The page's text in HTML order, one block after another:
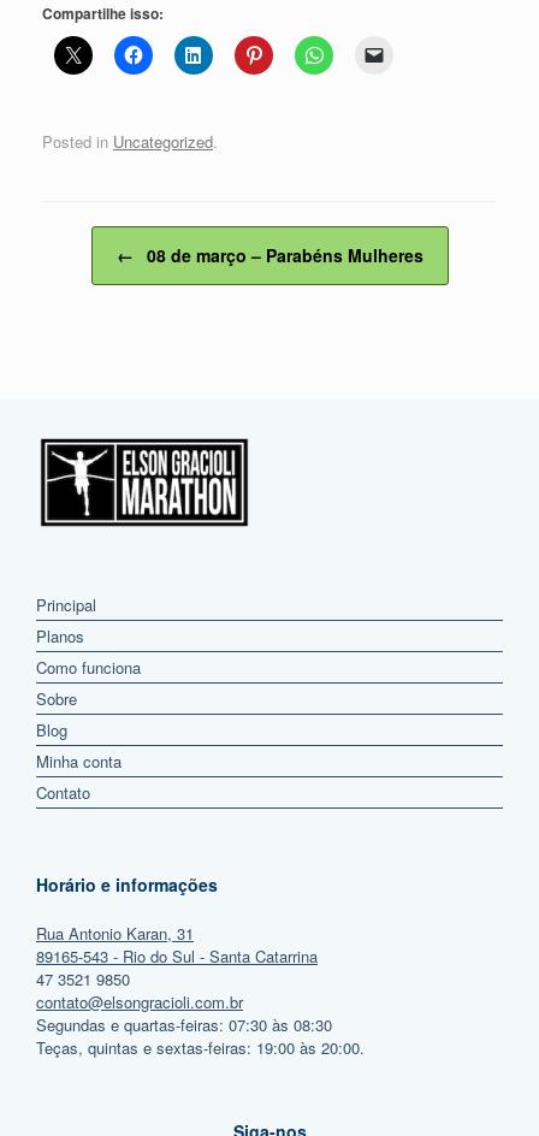
Compartilhe isso:
Posted in Uncategorized.
← 08 de março – Parabéns Mulheres
Principal
Planos
Como funciona
Sobre
Blog
Minha conta
Contato
Horário e informações
Rua Antonio Karan, 31
89165-543 - Rio do Sul - Santa Catarrina
47 3521 9850
contato@elsongracioli.com.br
Segundas e quartas-feiras: 07:30 às 08:30
Teças, quintas e sextas-feiras: 19:00 às 20:00.